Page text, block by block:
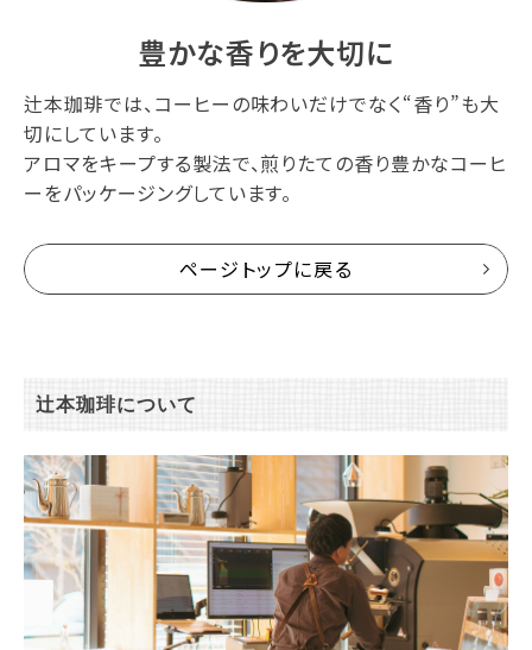
豊かな香りを大切に
辻本珈琲では、コーヒーの味わいだけでなく“香り”も大
切にしています。
アロマをキープする製法で、煎りたての香り豊かなコーヒ
ーをパッケージングしています。
ページトップに戻る
辻本珈琲について